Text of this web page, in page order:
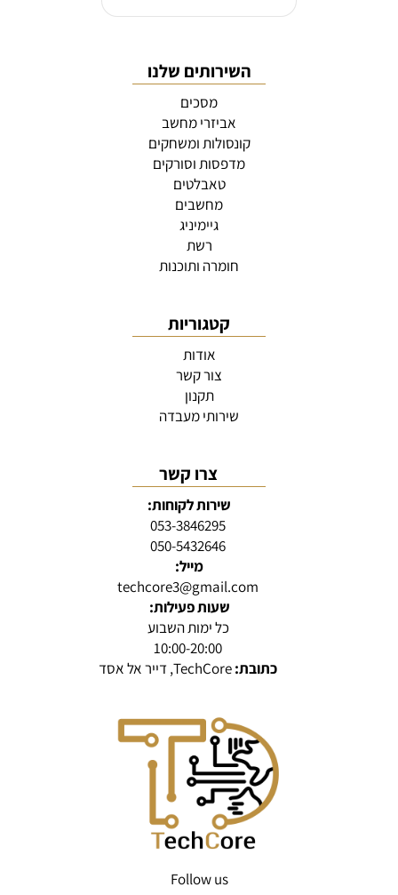
השירותים שלנו
מסכים
אביזרי מחשב
קונסולות ומשחקים
מדפסות וסורקים
טאבלטים
מחשבים
גיימיניג
רשת
חומרה ותוכנות
קטגוריות
אודות
צור קשר
תקנון
שירותי מעבדה
צרו קשר
שירות לקוחות:
053-3846295
050-5432646
מייל:
techcore3@gmail.com
שעות פעילות:
כל ימות השבוע
10:00-20:00
כתובת:TechCore, דייר אל אסד
Follow us